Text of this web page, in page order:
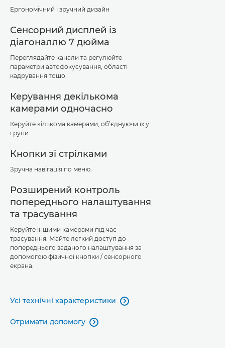
Ергономічний і зручний дизайн
Сенсорний дисплей із
діагоналлю 7 дюйма
Переглядайте канали та регулюйте
параметри автофокусування, області
кадрування тощо.
Керування декількома
камерами одночасно
Керуйте кількома камерами, об’єднуючи їх у
групи.
Кнопки зі стрілками
Зручна навігація по меню.
Розширений контроль
попереднього налаштування
та трасування
Керуйте іншими камерами під час
трасування. Майте легкий доступ до
попереднього заданого налаштування за
допомогою фізичної кнопки / сенсорного
екрана.
Усі технічні характеристики 
Отримати допомогу 